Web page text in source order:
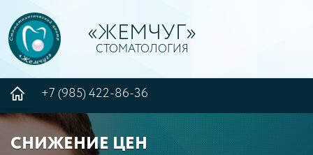
«ЖЕМЧУГ»
СТОМАТОЛОГИЯ
+7 (985) 422-86-36
СНИЖЕНИЕ ЦЕН